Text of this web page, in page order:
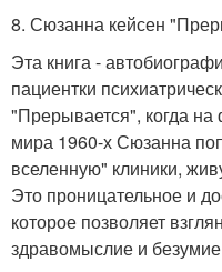
8. Сюзанна кейсен
Эта книга -
пациентки
"Прерывается", когда
мира 1960-х Сюзанна
вселенную" клиники,
Это проницательное и
которое позволяет
здравомыслие и